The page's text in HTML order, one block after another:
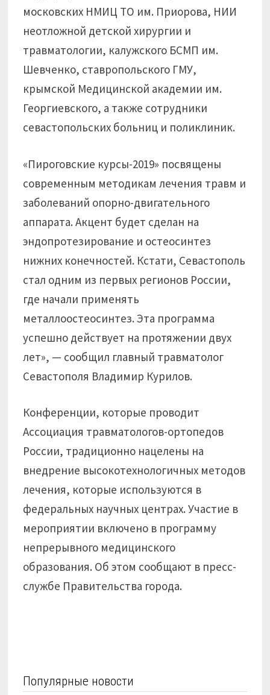
московских НМИЦ ТО им. Приорова, НИИ
неотложной детской хирургии и
травматологии, калужского БСМП им.
Шевченко, ставропольского ГМУ,
крымской Медицинской академии им.
Георгиевского, а также сотрудники
севастопольских больниц и поликлиник.
«Пироговские курсы-2019» посвящены
современным методикам лечения травм и
заболеваний опорно-двигательного
аппарата. Акцент будет сделан на
эндопротезирование и остеосинтез
нижних конечностей. Кстати, Севастополь
стал одним из первых регионов России,
где начали применять
металлоостеосинтез. Эта программа
успешно действует на протяжении двух
лет», — сообщил главный травматолог
Севастополя Владимир Курилов.
Конференции, которые проводит
Ассоциация травматологов-ортопедов
России, традиционно нацелены на
внедрение высокотехнологичных методов
лечения, которые используются в
федеральных научных центрах. Участие в
мероприятии включено в программу
непрерывного медицинского
образования. Об этом сообщают в пресс-
службе Правительства города.
Популярные новости